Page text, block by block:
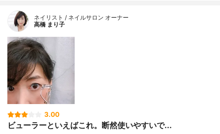
ネイリスト / ネイルサロン オーナー
高橋 まり子
3.00
ビューラーといえばこれ。断然使いやすいで...